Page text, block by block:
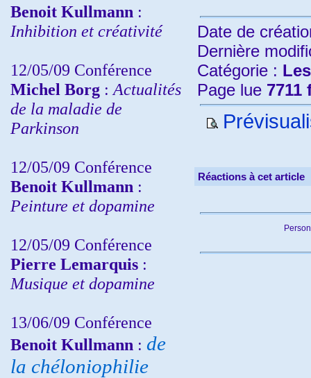
Benoit Kullmann :
Inhibition et créativité
12/05/09 Conférence
Michel Borg : Actualités
de la maladie de
Parkinson
12/05/09 Conférence
Benoit Kullmann :
Peinture et dopamine
12/05/09 Conférence
Pierre Lemarquis :
Musique et dopamine
13/06/09 Conférence
Benoit Kullmann : de
la chéloniophilie
Date de
Dernière
Catégorie :
Page lue 7711
Réactions à cet article